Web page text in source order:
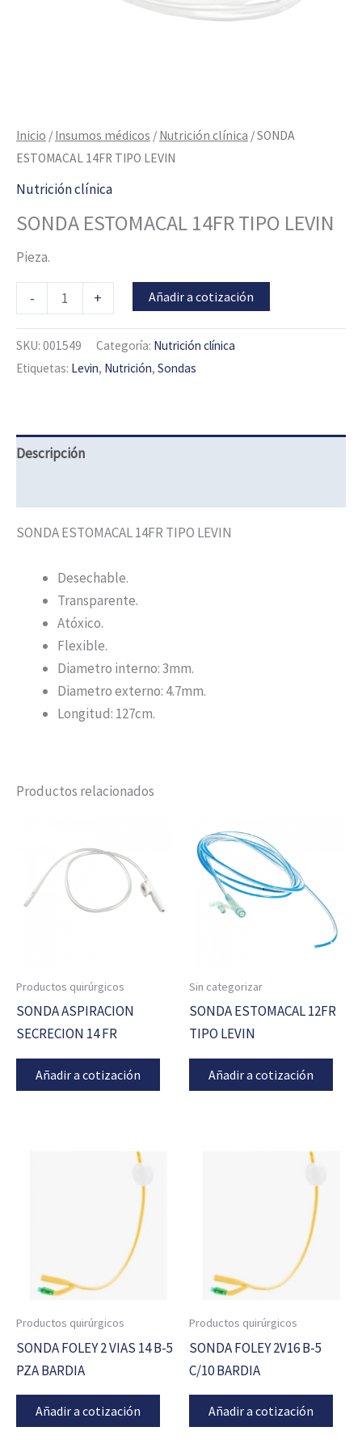
Inicio / Insumos médicos / Nutrición clínica / SONDA
ESTOMACAL 14FR TIPO LEVIN
Nutrición clínica
SONDA ESTOMACAL 14FR TIPO LEVIN
Pieza.
- + Añadir a cotización
SKU: 001549 Categoría: Nutrición clínica
Etiquetas: Levin, Nutrición, Sondas
Descripción
SONDA ESTOMACAL 14FR TIPO LEVIN
Desechable.
Transparente.
Atóxico.
Flexible.
Diametro interno: 3mm.
Diametro externo: 4.7mm.
Longitud: 127cm.
Productos relacionados
Productos quirúrgicos
SONDA ASPIRACION
SECRECION 14 FR
Añadir a cotización
Sin categorizar
SONDA ESTOMACAL 12FR
TIPO LEVIN
Añadir a cotización
Productos quirúrgicos
SONDA FOLEY 2 VIAS 14 B-5
PZA BARDIA
Añadir a cotización
Productos quirúrgicos
SONDA FOLEY 2V16 B-5
C/10 BARDIA
Añadir a cotización